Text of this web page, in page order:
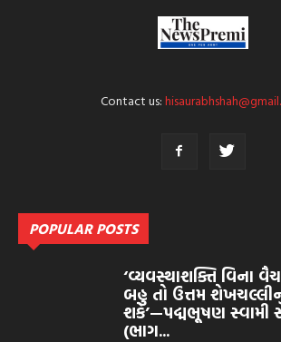
Contact us:
POPULAR POSTS
‘વ્યવસ્થાશક્તિ વિના
બહુ તો ઉત્તમ
શકે’—પદ્મભૂષણ સ્વામી
(ભાગ...